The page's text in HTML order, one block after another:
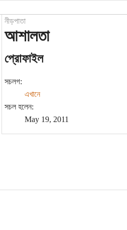
নীড়পাতা
আশালতা
প্রোফাইল
সচলগ:
এখানে
সচল হলেন:
May 19, 2011